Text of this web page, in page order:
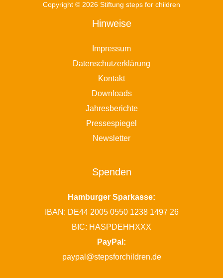
Copyright © 2026 Stiftung steps for children
Hinweise
Impressum
Datenschutzerklärung
Kontakt
Downloads
Jahresberichte
Pressespiegel
Newsletter
Spenden
Hamburger Sparkasse:
IBAN: DE44 2005 0550 1238 1497 26
BIC: HASPDEHHXXX
PayPal:
paypal@stepsforchildren.de